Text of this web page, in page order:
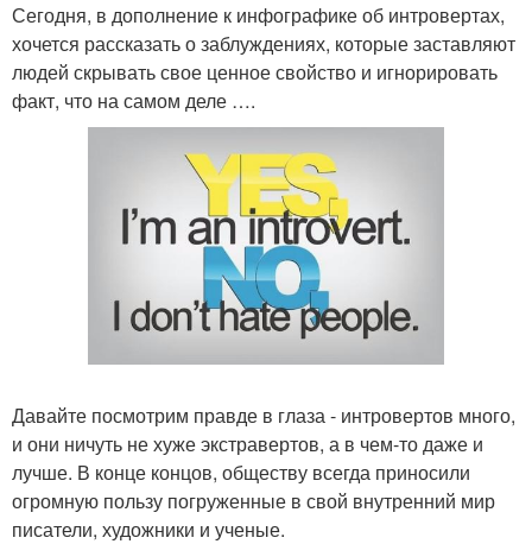
Сегодня, в дополнение к инфографике об интровертах,
хочется рассказать о заблуждениях, которые заставляют
людей скрывать свое ценное свойство и игнорировать
факт, что на самом деле ….
Давайте посмотрим правде в глаза - интровертов много,
и они ничуть не хуже экстравертов, а в чем-то даже и
лучше. В конце концов, обществу всегда приносили
огромную пользу погруженные в свой внутренний мир
писатели, художники и ученые.